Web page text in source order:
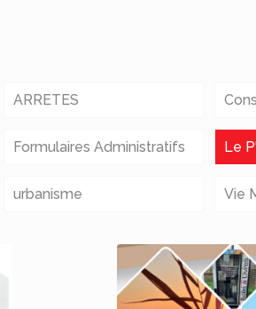
ARRETES
Formulaires Administratifs Le
urbanisme Vie